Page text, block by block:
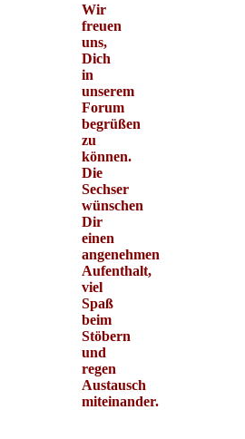
Wir
freuen
uns,
Dich
in
unserem
Forum
begrüßen
zu
können.
Die
Sechser
wünschen
Dir
einen
angenehmen
Aufenthalt,
viel
Spaß
beim
Stöbern
und
regen
Austausch
miteinander.